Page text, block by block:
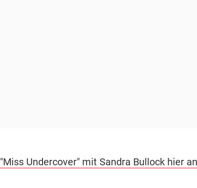
"Miss Undercover" mit Sandra Bullock hier